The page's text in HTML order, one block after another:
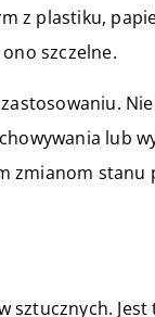
z plastiku,
szczelne.
lub
zmianom
sztucznych. Jest